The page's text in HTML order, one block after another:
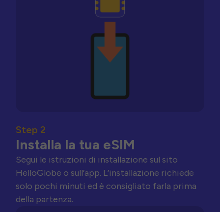
Step 2
Installa la tua eSIM
Segui le istruzioni di installazione sul sito
HelloGlobe o sull’app. L’installazione richiede
solo pochi minuti ed è consigliato farla prima
della partenza.